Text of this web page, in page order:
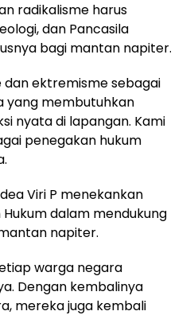
radikalisme harus
dan Pancasila
bagi mantan napiter.
dan ektremisme sebagai
yang membutuhkan
nyata di lapangan. Kami
penegakan hukum
Viri P menekankan
dalam mendukung
napiter.
warga negara
Dengan kembalinya
mereka juga kembali